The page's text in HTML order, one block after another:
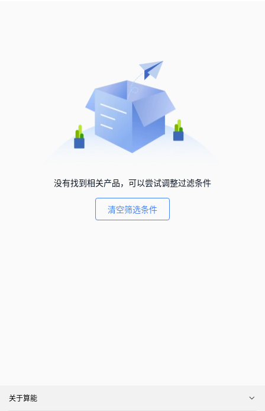
没有找到相关产品，可以尝试调整过滤条件
清空筛选条件
关于算能